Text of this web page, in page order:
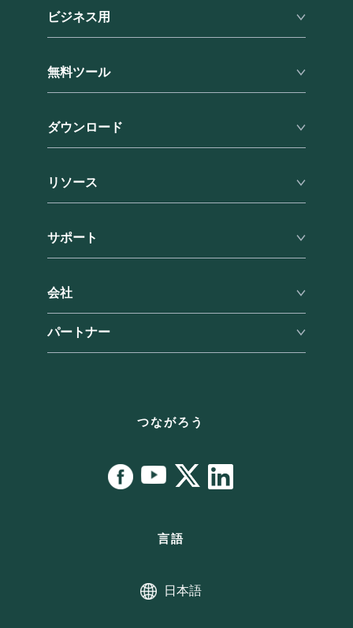
ファミリー
料金
フォーム入力
紹介プログラム
ビジネス用
料金
特典
サポート
無料ツール
パスフレーズ生成ツール
私のパスワードはどれくらい安全ですか？
ハッキングされたことがありますか？
ダウンロード
Windows
Mac
iOS
Android
リソース
ブログ
レビュー
RoboForm vs. LastPass
RoboForm vs. Dashlane
RoboForm vs. 1Password
サポート
サポートに連絡
チケットを送信
ユーザーマニュアル
会社
会社概要
プレス
パートナー
つながろう
言語
日本語